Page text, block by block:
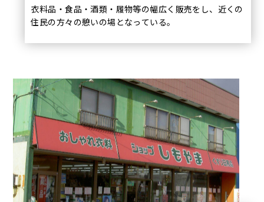
衣料品・食品・酒類・履物等の幅広く販売をし、近くの
住民の方々の憩いの場となっている。